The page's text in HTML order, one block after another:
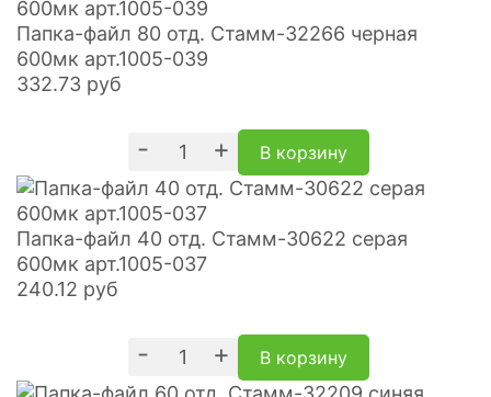
Папка-файл 80 отд. Стамм-32266 черная
600мк арт.1005-039
332.73 руб
- + В корзину
Папка-файл 40 отд. Стамм-30622 серая
600мк арт.1005-037
240.12 руб
- + В корзину